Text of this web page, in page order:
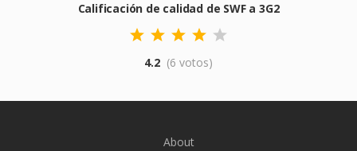
Calificación de calidad de SWF a 3G2
4.2 (6 votos)
About